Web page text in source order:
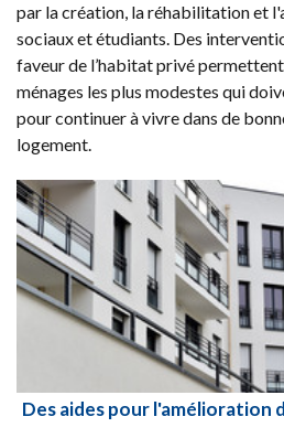
par la création, la réhabilitation et
sociaux et étudiants. Des
faveur de l’habitat privé permettent
ménages les plus modestes qui
pour continuer à vivre dans de
logement.
Des aides pour l'amélioration